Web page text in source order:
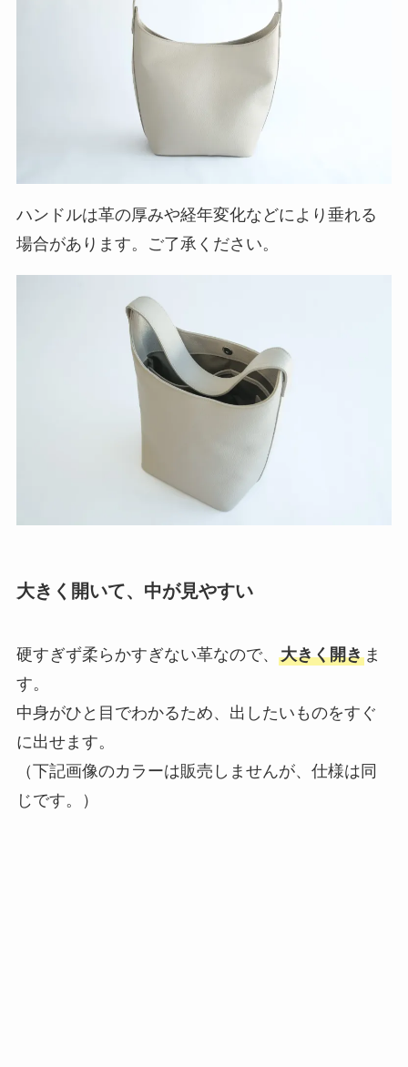
ハンドルは革の厚みや経年変化などにより垂れる
場合があります。ご了承ください。
大きく開いて、中が見やすい
硬すぎず柔らかすぎない革なので、 大きく開きま
す。
中身がひと目でわかるため、出したいものをすぐ
に出せます。
（下記画像のカラーは販売しませんが、仕様は同
じです。）